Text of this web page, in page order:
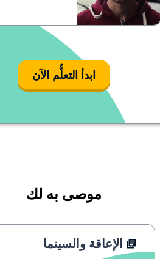
ابدأ التعلُّم الآن
موصى به لك
الإعاقة والسينما